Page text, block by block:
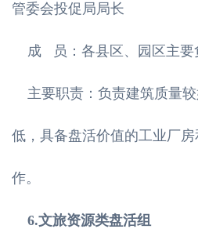
管委会投促局局长
成 员：各县区、园区主要
主要职责：负责建筑质量
低，具备盘活价值的工业厂
作。
6.文旅资源类盘活组